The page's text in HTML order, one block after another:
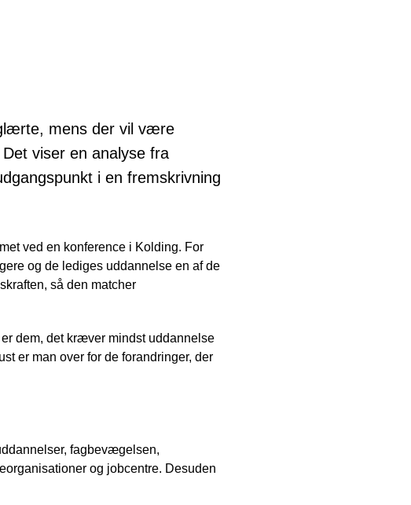
mens der vil være
viser en analyse fra
i en fremskrivning
ved en konference i Kolding. For
og de lediges uddannelse en af de
så den matcher
dem, det kræver mindst uddannelse
er man over for de forandringer, der
fagbevægelsen,
og jobcentre. Desuden